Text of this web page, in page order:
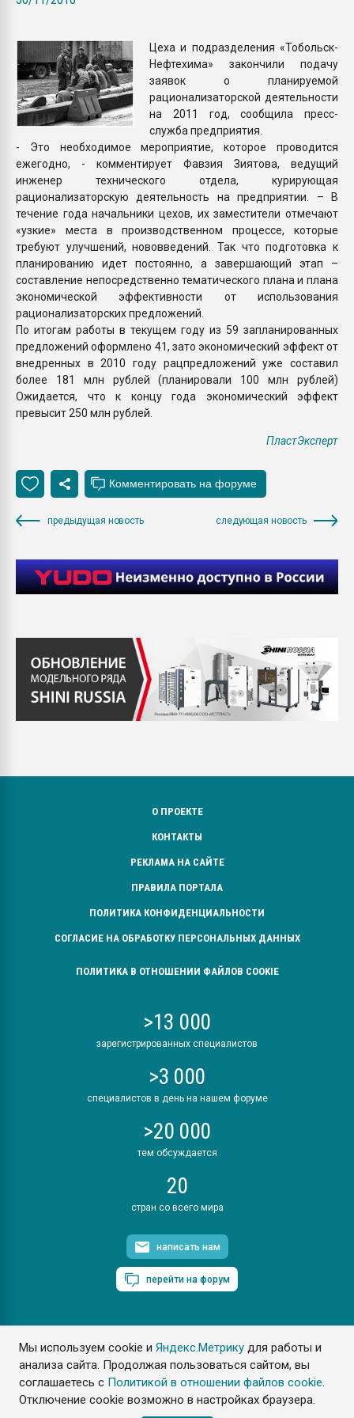
Мы используем cookie иЯндекс.Метрику для работы и
анализа сайта. Продолжая пользоваться сайтом, вы
соглашаетесь с Политикой в отношении файлов cookie.
Отключение cookie возможно в настройках браузера.
ПЕРЕЙТИ НА
Цеха и подразделения «Тобольск-
Нефтехима» закончили подачу
заявок о планируемой
рационализаторской деятельности
на 2011 год, сообщила пресс-
служба предприятия.
- Это необходимое мероприятие, которое проводится
ежегодно, - комментирует Фавзия Зиятова, ведущий
инженер технического отдела, курирующая
рационализаторскую деятельность на предприятии. – В
течение года начальники цехов, их заместители отмечают
«узкие» места в производственном процессе, которые
требуют улучшений, нововведений. Так что подготовка к
планированию идет постоянно, а завершающий этап –
составление непосредственно тематического плана и плана
экономической эффективности от использования
рационализаторских предложений.
По итогам работы в текущем году из 59 запланированных
предложений оформлено 41, зато экономический эффект от
внедренных в 2010 году рацпредложений уже составил
более 181 млн рублей (планировали 100 млн рублей)
Ожидается, что к концу года экономический эффект
превысит 250 млн рублей.
ПластЭксперт
предыдущая новость следующая новость
О ПРОЕКТЕ
КОНТАКТЫ
РЕКЛАМА НА САЙТЕ
ПРАВИЛА ПОРТАЛА
ПОЛИТИКА КОНФИДЕНЦИАЛЬНОСТИ
СОГЛАСИЕ НА ОБРАБОТКУ ПЕРСОНАЛЬНЫХ ДАННЫХ
ПОЛИТИКА В ОТНОШЕНИИ ФАЙЛОВ COOKIE
>13 000
зарегистрированных специалистов
>3 000
специалистов в день на нашем форуме
>20 000
тем обсуждается
20
стран со всего мира
написать нам
перейти на форум
ПластЭксперт © 2006. Все права защищены
Разрешается копирование материалов сайта с обязательной
ссылкой на www.e-plastic.ru
Разработка сайта